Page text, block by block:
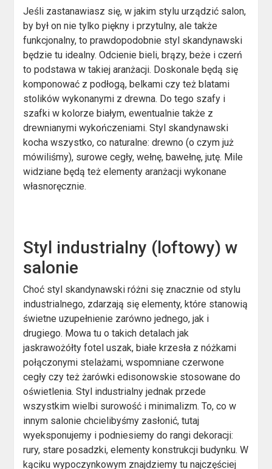
Jeśli zastanawiasz się, w jakim stylu urządzić salon,
by był on nie tylko piękny i przytulny, ale także
funkcjonalny, to prawdopodobnie styl skandynawski
będzie tu idealny. Odcienie bieli, brązy, beże i czerń
to podstawa w takiej aranżacji. Doskonale będą się
komponować z podłogą, belkami czy też blatami
stolików wykonanymi z drewna. Do tego szafy i
szafki w kolorze białym, ewentualnie także z
drewnianymi wykończeniami. Styl skandynawski
kocha wszystko, co naturalne: drewno (o czym już
mówiliśmy), surowe cegły, wełnę, bawełnę, jutę. Mile
widziane będą też elementy aranżacji wykonane
własnoręcznie.
Styl industrialny (loftowy) w
salonie
Choć styl skandynawski różni się znacznie od stylu
industrialnego, zdarzają się elementy, które stanowią
świetne uzupełnienie zarówno jednego, jak i
drugiego. Mowa tu o takich detalach jak
jaskrawożółty fotel uszak, białe krzesła z nóżkami
połączonymi stelażami, wspomniane czerwone
cegły czy też żarówki edisonowskie stosowane do
oświetlenia. Styl industrialny jednak przede
wszystkim wielbi surowość i minimalizm. To, co w
innym salonie chcielibyśmy zasłonić, tutaj
wyeksponujemy i podniesiemy do rangi dekoracji:
rury, stare posadzki, elementy konstrukcji budynku. W
kąciku wypoczynkowym znajdziemy tu najczęściej